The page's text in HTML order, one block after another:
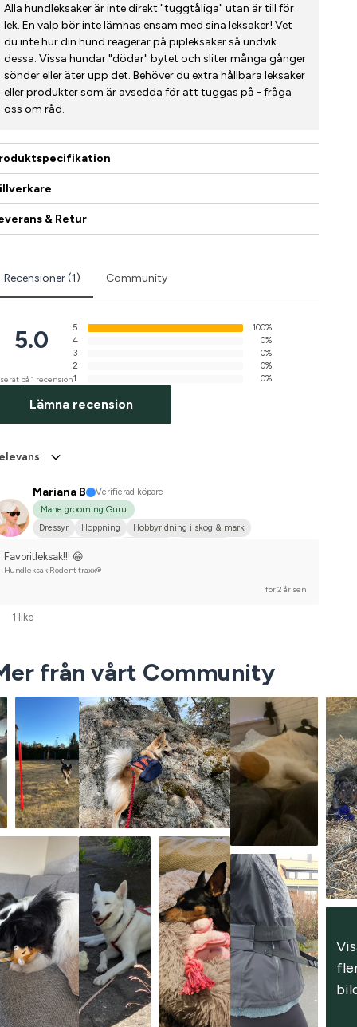
Alla hundleksaker är inte direkt "tuggtåliga" utan är till för
lek. En valp bör inte lämnas ensam med sina leksaker! Vet
du inte hur din hund reagerar på pipleksaker så undvik
dessa. Vissa hundar "dödar" bytet och sliter många gånger
sönder eller äter upp det. Behöver du extra hållbara leksaker
eller produkter som är avsedda för att tuggas på - fråga
oss om råd.
& Retur
Recensioner (1) Community
5.0
på 1 recension
5
100%
4
0%
3
0%
2
0%
1
0%
Lämna recension
Mariana B
Verifierad köpare
Mane grooming Guru
Dressyr
Hoppning
Hobbyridning i skog & mark
Favoritleksak!!! 😁
Hundleksak Rodent traxx®
för 2 år sen
1 like
från vårt Community